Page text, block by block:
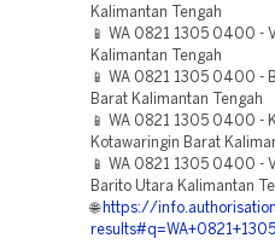
Kalimantan Tengah
📱 WA 0821 1305 0400 -
Kalimantan Tengah
📱 WA 0821 1305 0400 -
Barat Kalimantan Tengah
📱 WA 0821 1305 0400 -
Kotawaringin Barat
📱 WA 0821 1305 0400 -
Barito Utara Kalimantan
🌐 https://